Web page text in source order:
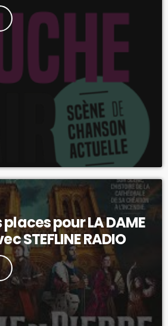
pour LA DAME
STEFLINE RADIO